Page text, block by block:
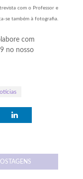
com o Professor e
se também à fotografia.
com
no nosso